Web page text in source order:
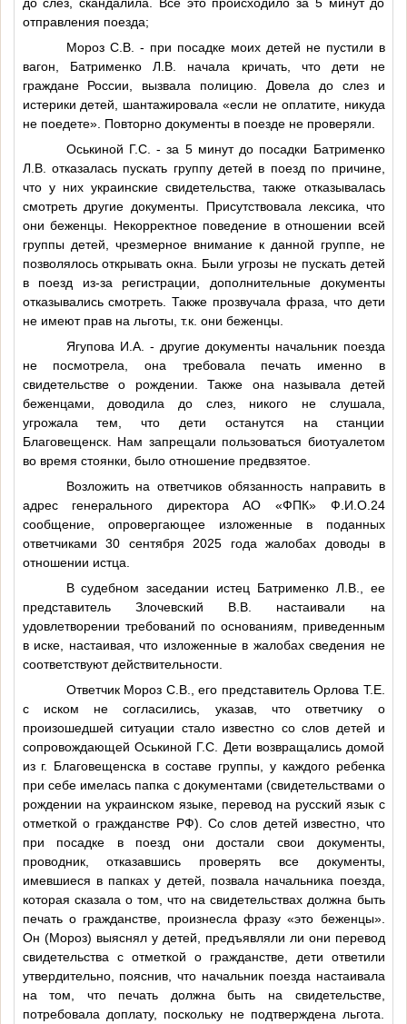
отправления поезда;
Мороз С.В. - при посадке моих детей не пустили в
вагон, Батрименко Л.В. начала кричать, что дети не
граждане России, вызвала полицию. Довела до слез и
истерики детей, шантажировала «если не оплатите, никуда
не поедете». Повторно документы в поезде не проверяли.
Оськиной Г.С. - за 5 минут до посадки Батрименко
Л.В. отказалась пускать группу детей в поезд по причине,
что у них украинские свидетельства, также отказывалась
смотреть другие документы. Присутствовала лексика, что
они беженцы. Некорректное поведение в отношении всей
группы детей, чрезмерное внимание к данной группе, не
позволялось открывать окна. Были угрозы не пускать детей
в поезд из-за регистрации, дополнительные документы
отказывались смотреть. Также прозвучала фраза, что дети
не имеют прав на льготы, т.к. они беженцы.
Ягупова И.А. - другие документы начальник поезда
не посмотрела, она требовала печать именно в
свидетельстве о рождении. Также она называла детей
беженцами, доводила до слез, никого не слушала,
угрожала тем, что дети останутся на станции
Благовещенск. Нам запрещали пользоваться биотуалетом
во время стоянки, было отношение предвзятое.
Возложить на ответчиков обязанность направить в
адрес генерального директора АО «ФПК» Ф.И.О.24
сообщение, опровергающее изложенные в поданных
ответчиками 30 сентября 2025 года жалобах доводы в
отношении истца.
В судебном заседании истец Батрименко Л.В., ее
представитель Злочевский В.В. настаивали на
удовлетворении требований по основаниям, приведенным
в иске, настаивая, что изложенные в жалобах сведения не
соответствуют действительности.
Ответчик Мороз С.В., его представитель Орлова Т.Е.
с иском не согласились, указав, что ответчику о
произошедшей ситуации стало известно со слов детей и
сопровождающей Оськиной Г.С. Дети возвращались домой
из г. Благовещенска в составе группы, у каждого ребенка
при себе имелась папка с документами (свидетельствами о
рождении на украинском языке, перевод на русский язык с
отметкой о гражданстве РФ). Со слов детей известно, что
при посадке в поезд они достали свои документы,
проводник, отказавшись проверять все документы,
имевшиеся в папках у детей, позвала начальника поезда,
которая сказала о том, что на свидетельствах должна быть
печать о гражданстве, произнесла фразу «это беженцы».
Он (Мороз) выяснял у детей, предъявляли ли они перевод
свидетельства с отметкой о гражданстве, дети ответили
утвердительно, пояснив, что начальник поезда настаивала
на том, что печать должна быть на свидетельстве,
потребовала доплату, поскольку не подтверждена льгота.